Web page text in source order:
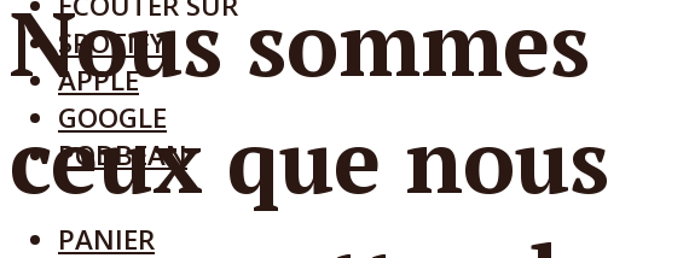
SPOTIFY
APPLE
GOOGLE
PODBEAN
PANIER
Nous sommes
ceux que nous